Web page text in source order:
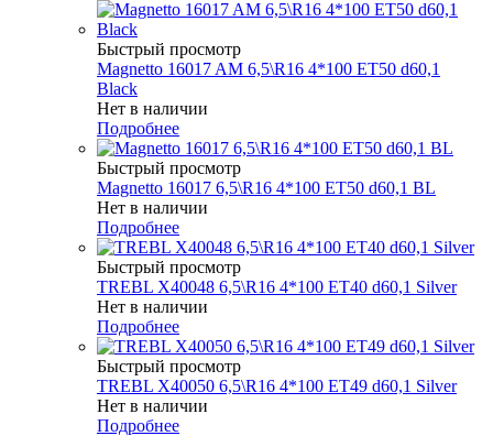
Быстрый просмотр
Magnetto 16017 AM 6,5\R16 4*100 ET50 d60,1
Black
Нет в наличии
Подробнее
Быстрый просмотр
Magnetto 16017 6,5\R16 4*100 ET50 d60,1 BL
Нет в наличии
Подробнее
Быстрый просмотр
TREBL X40048 6,5\R16 4*100 ET40 d60,1 Silver
Нет в наличии
Подробнее
Быстрый просмотр
TREBL X40050 6,5\R16 4*100 ET49 d60,1 Silver
Нет в наличии
Подробнее